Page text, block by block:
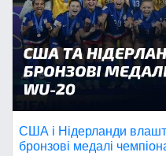
США і Нідерланди
бронзові медалі